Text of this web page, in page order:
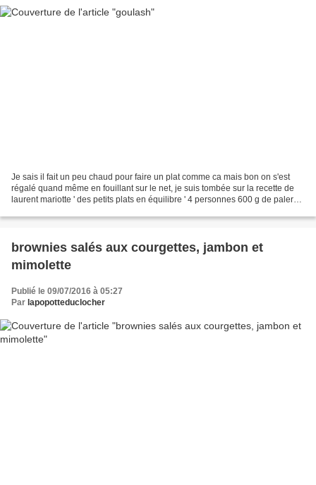
Je sais il fait un peu chaud pour faire un plat comme ca mais bon on s'est
régalé quand même en fouillant sur le net, je suis tombée sur la recette de
laurent mariotte ' des petits plats en équilibre ' 4 personnes 600 g de paleron
brownies salés aux courgettes, jambon et
mimolette
Publié le 09/07/2016 à 05:27
Par lapopotteduclocher